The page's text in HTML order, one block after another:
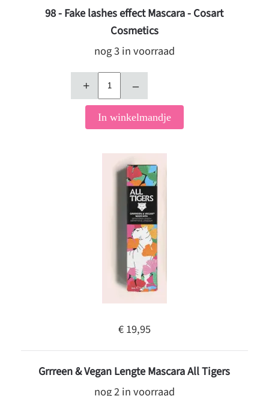
98 - Fake lashes effect Mascara - Cosart
Cosmetics
nog 3 in voorraad
+ –
In winkelmandje
€ 19,95
Grrreen & Vegan Lengte Mascara All Tigers
nog 2 in voorraad